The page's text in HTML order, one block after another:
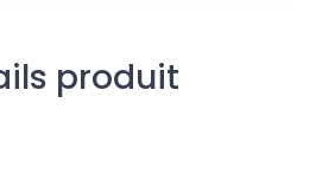
produit